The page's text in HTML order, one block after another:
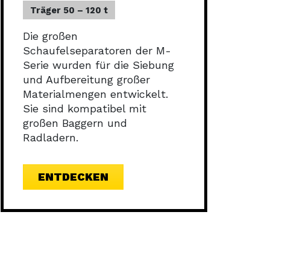
Träger 50 – 120 t
Die großen
Schaufelseparatoren der M-
Serie wurden für die Siebung
und Aufbereitung großer
Materialmengen entwickelt.
Sie sind kompatibel mit
großen Baggern und
Radladern.
ENTDECKEN